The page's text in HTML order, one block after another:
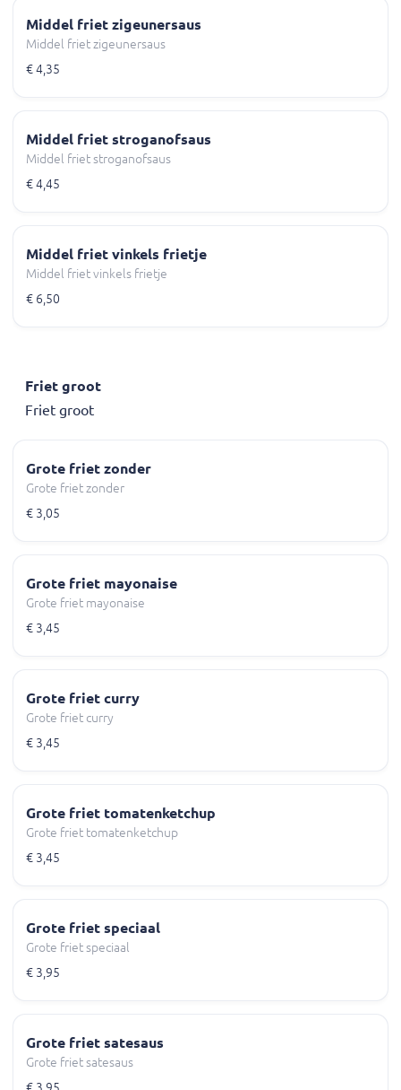
Middel friet zigeunersaus
Middel friet zigeunersaus
€ 4,35
Middel friet stroganofsaus
Middel friet stroganofsaus
€ 4,45
Middel friet vinkels frietje
Middel friet vinkels frietje
€ 6,50
Friet groot
Friet groot
Grote friet zonder
Grote friet zonder
€ 3,05
Grote friet mayonaise
Grote friet mayonaise
€ 3,45
Grote friet curry
Grote friet curry
€ 3,45
Grote friet tomatenketchup
Grote friet tomatenketchup
€ 3,45
Grote friet speciaal
Grote friet speciaal
€ 3,95
Grote friet satesaus
Grote friet satesaus